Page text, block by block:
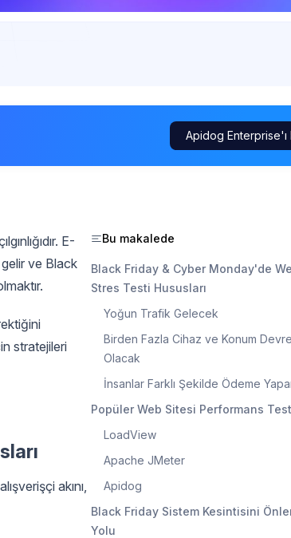
Apidog Enterprise'ı
E-
gelir ve Black
stratejileri
akını,
Bu makalede
Black Friday & Cyber Monday'de
Stres Testi Hususları
Yoğun Trafik Gelecek
Birden Fazla Cihaz ve Konum
Olacak
İnsanlar Farklı Şekilde Ödeme
Popüler Web Sitesi Performans
LoadView
Apache JMeter
Apidog
Black Friday Sistem Kesintisini
Yolu